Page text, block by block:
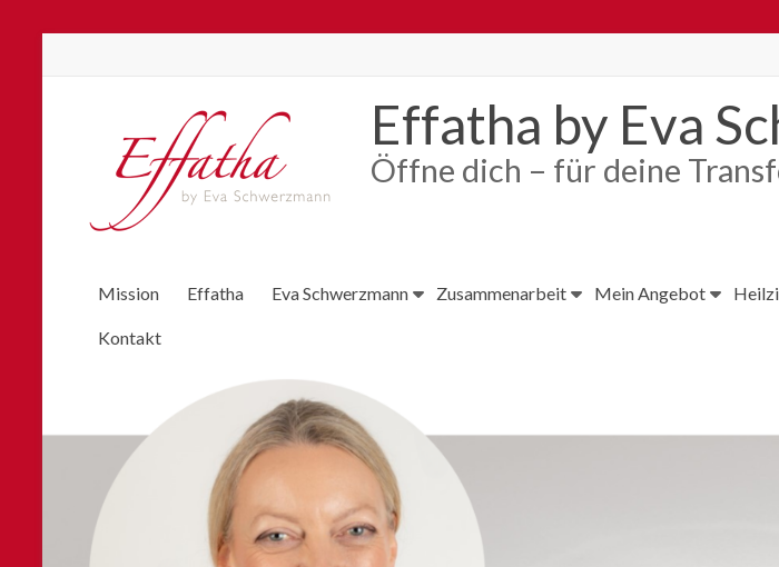
Effatha by Eva
Öffne dich – für deine
Mission Effatha Eva Schwerzmann Zusammenarbeit Mein Angebot
Kontakt